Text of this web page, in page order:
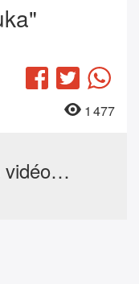
Facebook
Twitter
1 477
vidéo…